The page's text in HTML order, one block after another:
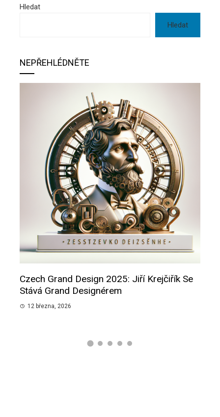
Hledat
Hledat
NEPŘEHLÉDNĚTE
Czech Grand Design 2025: Jiří Krejčiřík Se
Stává Grand Designérem
12 března, 2026